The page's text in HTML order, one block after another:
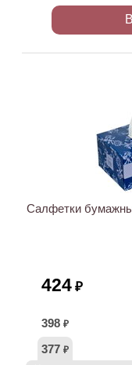
Салфетки
424 ₽
398 ₽
377 ₽